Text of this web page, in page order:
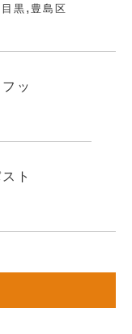
目黒 , 豊島区
ッ
ト